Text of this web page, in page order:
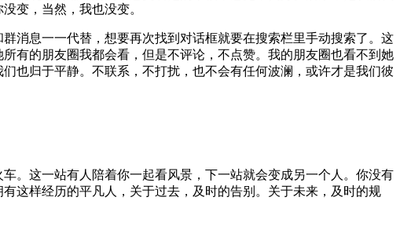
变，当然，我也没变。
消息一一代替，想要再次找到对话框就要在搜索栏里手动搜索了。这
有的朋友圈我都会看，但是不评论，不点赞。我的朋友圈也看不到她
也归于平静。不联系，不打扰，也不会有任何波澜，或许才是我们彼
。这一站有人陪着你一起看风景，下一站就会变成另一个人。你没有
这样经历的平凡人，关于过去，及时的告别。关于未来，及时的规